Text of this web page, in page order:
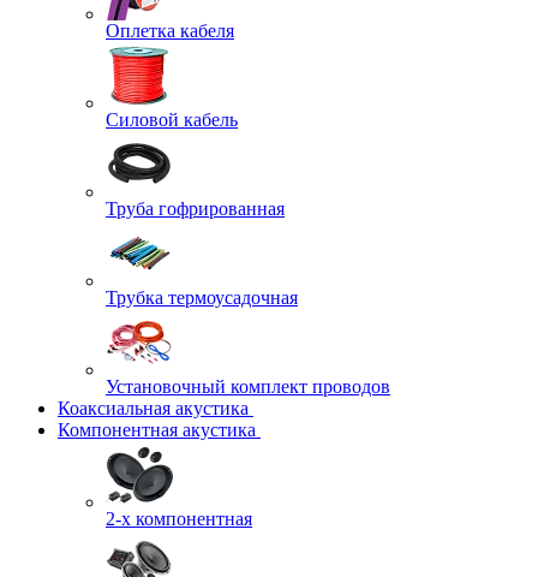
Оплетка кабеля
Силовой кабель
Труба гофрированная
Трубка термоусадочная
Установочный комплект проводов
Коаксиальная акустика
Компонентная акустика
2-х компонентная